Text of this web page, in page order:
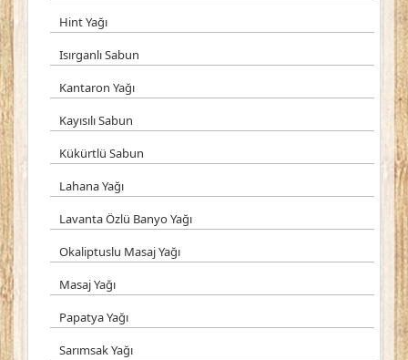
Hint Yağı
Isırganlı Sabun
Kantaron Yağı
Kayısılı Sabun
Kükürtlü Sabun
Lahana Yağı
Lavanta Özlü Banyo Yağı
Okaliptuslu Masaj Yağı
Masaj Yağı
Papatya Yağı
Sarımsak Yağı